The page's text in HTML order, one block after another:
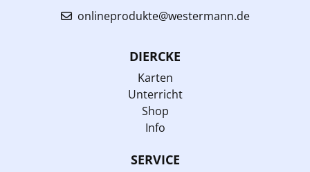
onlineprodukte@westermann.de
DIERCKE
Karten
Unterricht
Shop
Info
SERVICE